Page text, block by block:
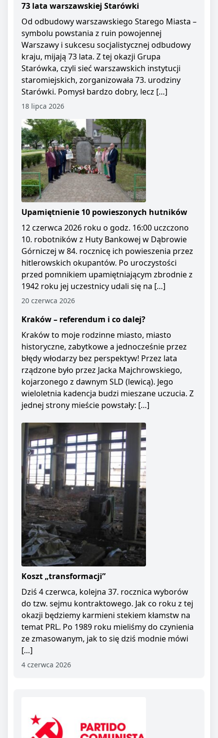
73 lata warszawskiej Starówki
Od odbudowy warszawskiego Starego Miasta –
symbolu powstania z ruin powojennej
Warszawy i sukcesu socjalistycznej odbudowy
kraju, mijają 73 lata. Z tej okazji Grupa
Starówka, czyli sieć warszawskich instytucji
staromiejskich, zorganizowała 73. urodziny
Starówki. Pomysł bardzo dobry, lecz […]
18 lipca 2026
Upamiętnienie 10 powieszonych hutników
12 czerwca 2026 roku o godz. 16:00 uczczono
10. robotników z Huty Bankowej w Dąbrowie
Górniczej w 84. rocznicę ich powieszenia przez
hitlerowskich okupantów. Po uroczystości
przed pomnikiem upamiętniającym zbrodnie z
1942 roku jej uczestnicy udali się na […]
20 czerwca 2026
Kraków – referendum i co dalej?
Kraków to moje rodzinne miasto, miasto
historyczne, zabytkowe a jednocześnie przez
błędy włodarzy bez perspektyw! Przez lata
rządzone było przez Jacka Majchrowskiego,
kojarzonego z dawnym SLD (lewicą). Jego
wieloletnia kadencja budzi mieszane uczucia. Z
jednej strony mieście powstały: […]
Koszt „transformacji”
Dziś 4 czerwca, kolejna 37. rocznica wyborów
do tzw. sejmu kontraktowego. Jak co roku z tej
okazji będziemy karmieni stekiem kłamstw na
temat PRL. Po 1989 roku mieliśmy do czynienia
ze zmasowanym, jak to się dziś modnie mówi
[…]
4 czerwca 2026